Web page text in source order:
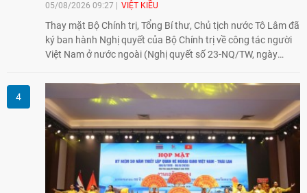
05/08/2026 09:27 VIỆT KIỀU
Thay mặt Bộ Chính trị, Tổng Bí thư, Chủ tịch nước Tô Lâm đã
ký ban hành Nghị quyết của Bộ Chính trị về công tác người
Việt Nam ở nước ngoài (Nghị quyết số 23-NQ/TW, ngày